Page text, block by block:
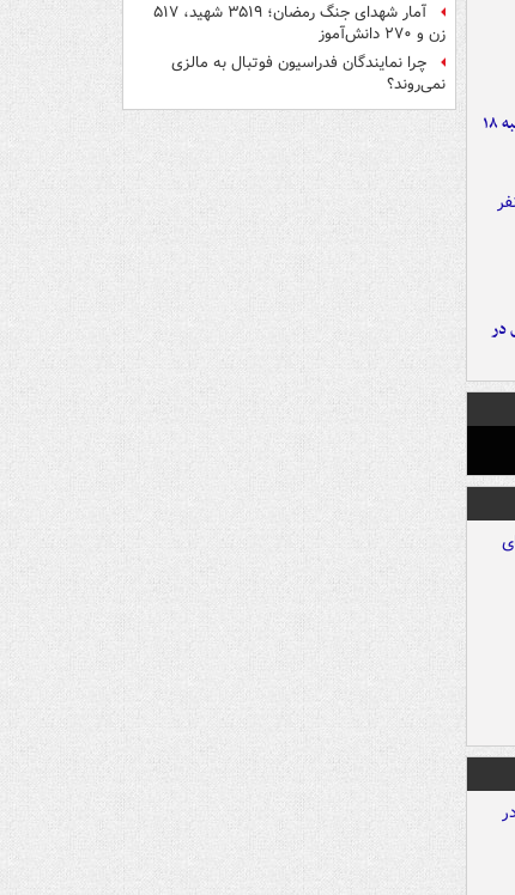
قیمت طلا و سکه امروز یکشنبه ۱۸
در
آمار شهدای جنگ رمضان؛ ۳۵۱۹ شهید، ۵۱۷
زن و ۲۷۰ دانش‌آموز
چرا نمایندگان فدراسیون فوتبال به مالزی
نمی‌روند؟